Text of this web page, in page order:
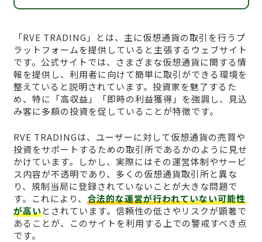
「RVE TRADING」とは、主に仮想通貨の取引を行うプ
ラットフォームを提供していると主張するウェブサイト
です。公式サイトでは、さまざまな仮想通貨に関する情
報を提供し、利用者に向けて簡単に取引ができる環境を
整えていると説明されています。投資家を魅了するた
め、特に「高収益」「即時の利益獲得」を強調し、見込
み客に多額の投資を促していることが特徴です。
RVE TRADINGは、ユーザーに対して仮想通貨の売買や
投資をサポートするための取引所であるかのように見せ
かけています。しかし、実際にはその運営体制やサービ
ス内容が不透明であり、多くの仮想通貨取引所と異な
り、規制当局に登録されていないことが大きな問題で
す。これにより、 合法的な運営が行われていない可能性
が高いとされています。信頼性の低さやリスクが顕著で
あることが、このサイトを利用する上での警戒すべき点
です。